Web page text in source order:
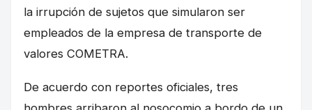
la irrupción de sujetos que simularon ser
empleados de la empresa de transporte de
valores COMETRA.
De acuerdo con reportes oficiales, tres